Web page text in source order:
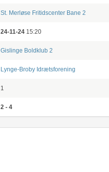
St. Merløse FritidscenterBane 2
24-11-24 15:20
Gislinge Boldklub 2
Lynge-Broby Idrætsforening
1
2 - 4